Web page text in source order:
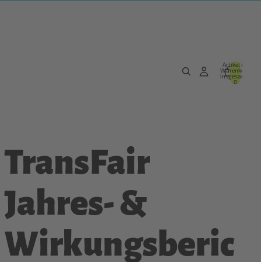
Artikel im
Warenkorb
insgesamt:
0
TransFair
Jahres- &
Wirkungsberic